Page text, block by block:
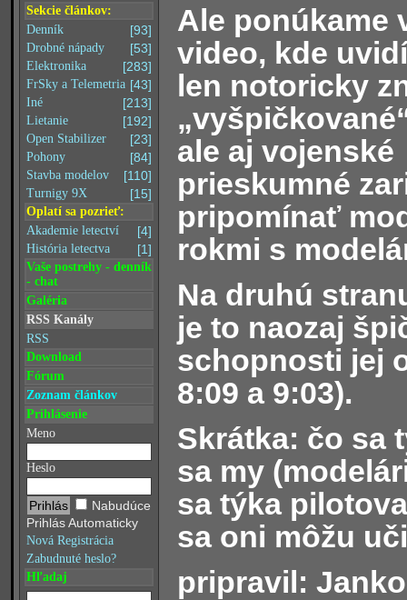
Sekcie článkov:
[93]
Denník
[53]
Drobné nápady
[283]
Elektronika
[43]
FrSky a Telemetria
[213]
Iné
[192]
Lietanie
[23]
Open Stabilizer
[84]
Pohony
[110]
Stavba modelov
[15]
Turnigy 9X
Oplatí sa pozrieť:
[4]
Akademie letectví
[1]
História letectva
Vaše postrehy - denník
- chat
Galéria
RSS Kanály
RSS
Download
Fórum
Zoznam článkov
Prihlásenie
Meno
Heslo
Nabudúce
Prihlás Automaticky
Nová Registrácia
Zabudnuté heslo?
Hľadaj
Ale ponúkame
video, kde
len notoricky
ale aj vojenské
prieskumné
pripomínať
rokmi s
Na druhú
je to naozaj
schopnosti jej
8:09 a 9:03).
Skrátka: čo sa
sa my
sa týka
sa oni môžu
pripravil: